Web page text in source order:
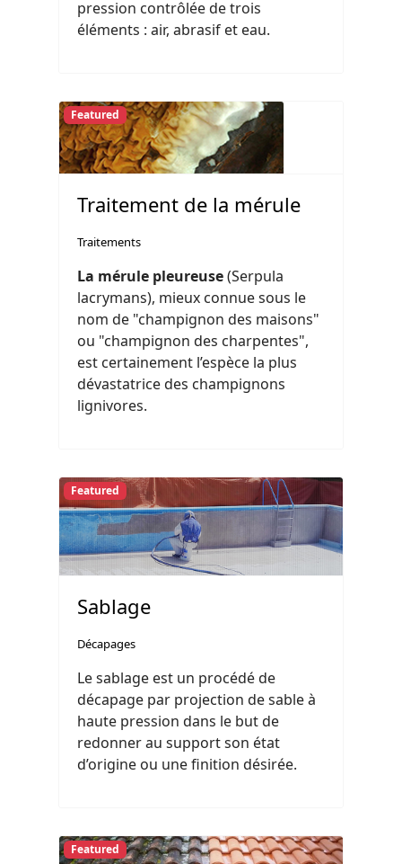
pression contrôlée de trois
éléments : air, abrasif et eau.
Featured
Traitement de la mérule
Traitements
La mérule pleureuse(Serpula
lacrymans), mieux connue sous le
nom de "champignon des maisons"
ou "champignon des charpentes",
est certainement l’espèce la plus
dévastatrice des champignons
lignivores.
Featured
Sablage
Décapages
Le sablage est un procédé de
décapage par projection de sable à
haute pression dans le but de
redonner au support son état
d’origine ou une finition désirée.
Featured